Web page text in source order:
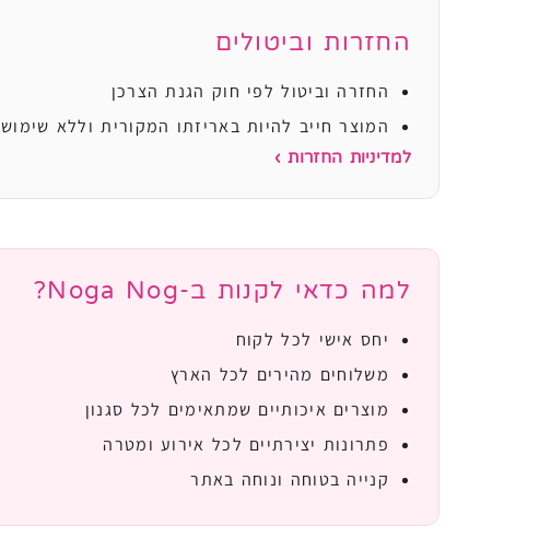
החזרות וביטולים
החזרה וביטול לפי חוק הגנת הצרכן
המוצר חייב להיות באריזתו המקורית וללא שימוש
למדיניות החזרות ›
למה כדאי לקנות ב-Noga Nog?
יחס אישי לכל לקוח
משלוחים מהירים לכל הארץ
מוצרים איכותיים שמתאימים לכל סגנון
פתרונות יצירתיים לכל אירוע ומטרה
קנייה בטוחה ונוחה באתר